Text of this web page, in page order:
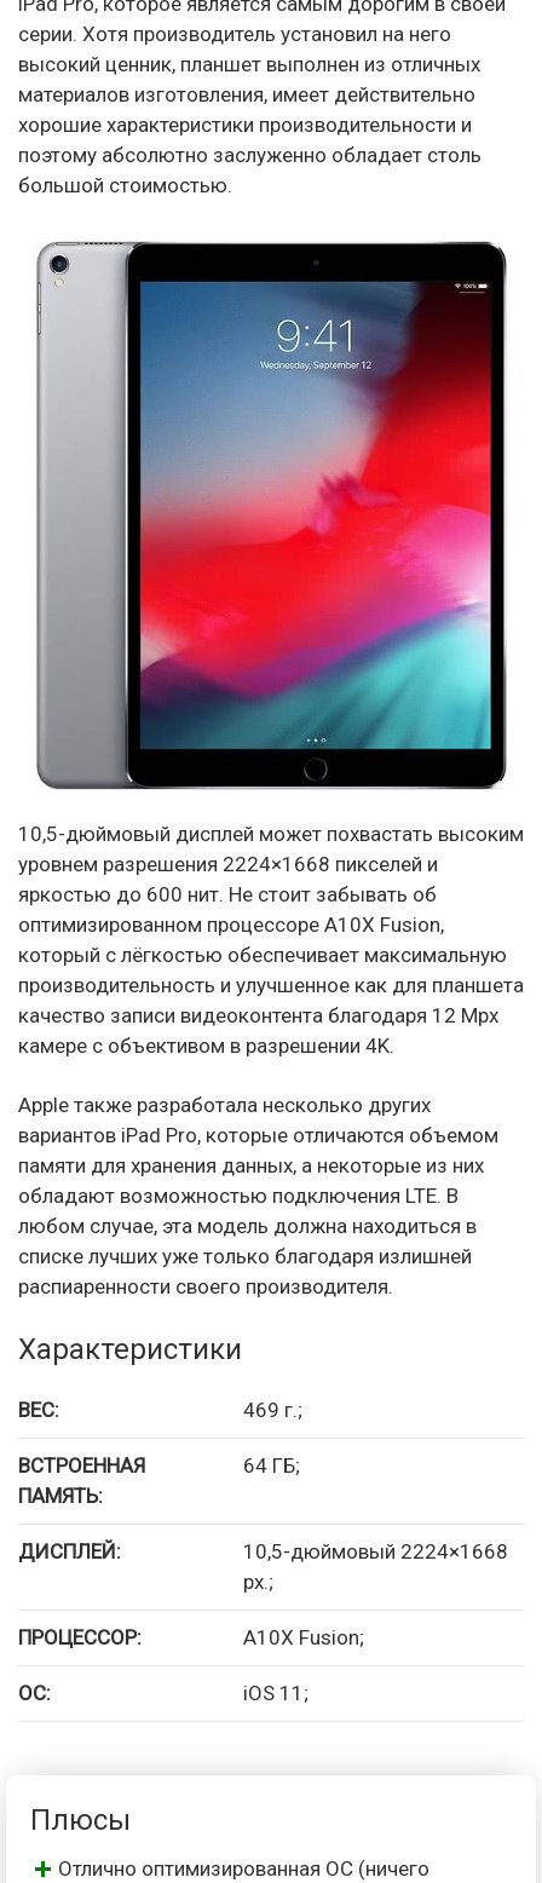
серии. Хотя производитель установил на него
высокий ценник, планшет выполнен из отличных
материалов изготовления, имеет действительно
хорошие характеристики производительности и
поэтому абсолютно заслуженно обладает столь
большой стоимостью.
10,5-дюймовый дисплей может похвастать высоким
уровнем разрешения 2224×1668 пикселей и
яркостью до 600 нит. Не стоит забывать об
оптимизированном процессоре A10X Fusion,
который с лёгкостью обеспечивает максимальную
производительность и улучшенное как для планшета
качество записи видеоконтента благодаря 12 Mpx
камере с объективом в разрешении 4K.
Apple также разработала несколько других
вариантов iPad Pro, которые отличаются объемом
памяти для хранения данных, а некоторые из них
обладают возможностью подключения LTE. В
любом случае, эта модель должна находиться в
списке лучших уже только благодаря излишней
распиаренности своего производителя.
Характеристики
ВЕС: 469 г.;
ВСТРОЕННАЯ
ПАМЯТЬ:
64 ГБ;
ДИСПЛЕЙ:
10,5-дюймовый 2224×1668
px.;
ПРОЦЕССОР: A10X Fusion;
ОС: iOS 11;
Плюсы
Отлично оптимизированная ОС (ничего